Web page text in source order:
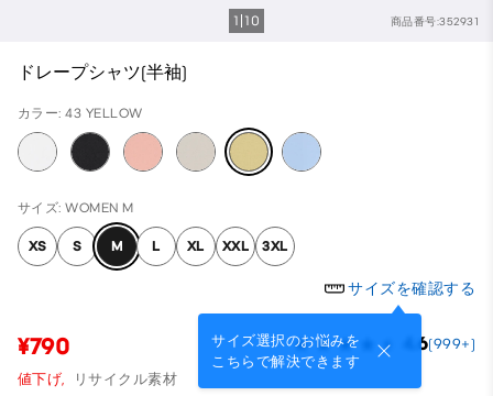
商品番号:352931
1 10
ドレープシャツ(半袖)
カラー: 43 YELLOW
サイズ: WOMEN M
XS S M L XL XXL 3XL
サイズを確認する
サイズ選択のお悩みを
こちらで解決できます
¥790 4.6(999+)
値下げ, リサイクル素材